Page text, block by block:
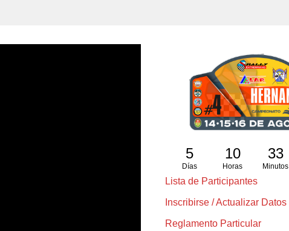
5
Días
10
Horas
33
Minutos
Lista de Participantes
Inscribirse / Actualizar Datos
Reglamento Particular